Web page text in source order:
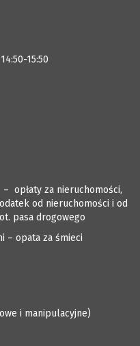
15:50
opłaty za nieruchomości,
od nieruchomości i od
pasa drogowego
– opata za śmieci
i manipulacyjne)